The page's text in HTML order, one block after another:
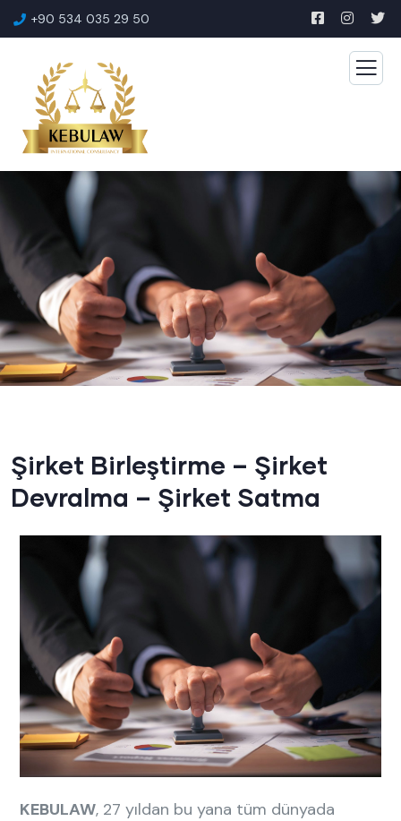
+90 534 035 29 50
Şirket Birleştirme – Şirket
Devralma – Şirket Satma
KEBULAW, 27 yıldan bu yana tüm dünyada